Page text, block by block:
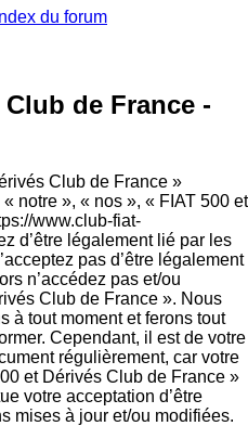
Index du forum
Club de France -
Club de France »
notre », « nos », « FIAT 500 et
www.club-fiat-
d’être légalement lié par les
pas d’être légalement
n’accédez pas et/ou
Club de France ». Nous
à tout moment et ferons tout
Cependant, il est de votre
régulièrement, car votre
et Dérivés Club de France »
votre acceptation d’être
mises à jour et/ou modifiées.